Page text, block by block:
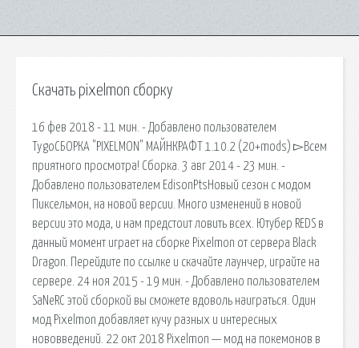
Скачать pixelmon сборку
16 фев 2018 - 11 мин. - Добавлено пользователем
TygoСБОРКА "PIXELMON" МАЙНКРАФТ 1.10.2 (20+mods) ▻Всем
приятного просмотра! Сборка. 3 авг 2014 - 23 мин. -
Добавлено пользователем EdisonPtsНовый сезон с модом
Пиксельмон, на новой версии. Много изменений в новой
версии это мода, и нам предстоит ловить всех. Ютубер REDS в
данный момент играет на сборке Pixelmon от сервера Black
Dragon. Перейдите по ссылке и скачайте лаунчер, играйте на
сервере. 24 ноя 2015 - 19 мин. - Добавлено пользователем
SaNeRС этой сборкой вы сможете вдоволь наиграться. Один
мод Pixelmon добавляет кучу разных и интересных
нововведений. 22 окт 2018 Pixelmon — мод на покемонов в